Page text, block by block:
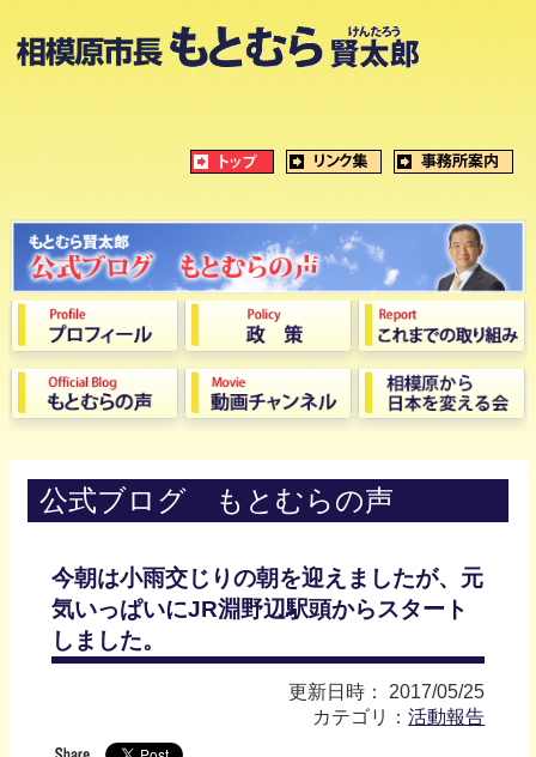
公式ブログ もとむらの声
今朝は小雨交じりの朝を迎えましたが、元
気いっぱいにJR淵野辺駅頭からスタート
しました。
更新日時： 2017/05/25
カテゴリ：活動報告